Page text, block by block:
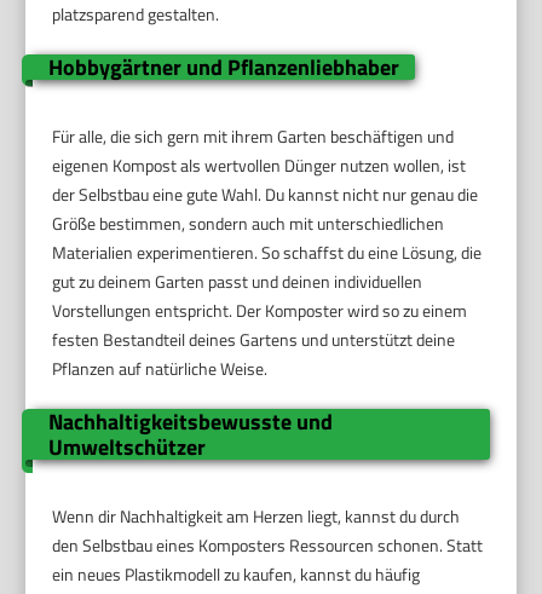
platzsparend gestalten.
Hobbygärtner und Pflanzenliebhaber
Für alle, die sich gern mit ihrem Garten beschäftigen und
eigenen Kompost als wertvollen Dünger nutzen wollen, ist
der Selbstbau eine gute Wahl. Du kannst nicht nur genau die
Größe bestimmen, sondern auch mit unterschiedlichen
Materialien experimentieren. So schaffst du eine Lösung, die
gut zu deinem Garten passt und deinen individuellen
Vorstellungen entspricht. Der Komposter wird so zu einem
festen Bestandteil deines Gartens und unterstützt deine
Pflanzen auf natürliche Weise.
Nachhaltigkeitsbewusste und
Umweltschützer
Wenn dir Nachhaltigkeit am Herzen liegt, kannst du durch
den Selbstbau eines Komposters Ressourcen schonen. Statt
ein neues Plastikmodell zu kaufen, kannst du häufig